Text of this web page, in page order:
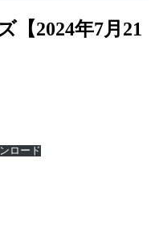
【2024年7月21
ロード